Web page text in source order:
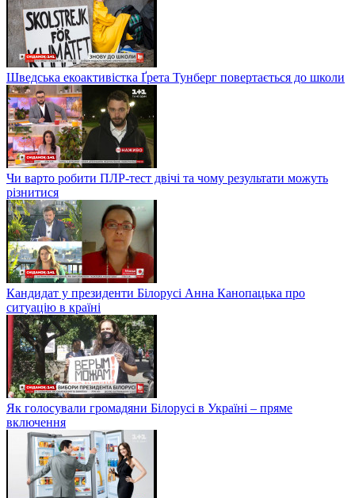
Шведська екоактивістка Ґрета Тунберг повертається до школи
Чи варто робити ПЛР-тест двічі та чому результати можуть
різнитися
Кандидат у президенти Білорусі Анна Канопацька про
ситуацію в країні
Як голосували громадяни Білорусі в Україні – пряме
включення